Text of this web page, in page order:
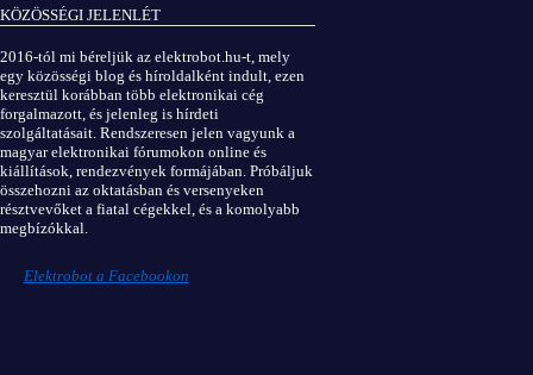
KÖZÖSSÉGI JELENLÉT
2016-tól mi béreljük az elektrobot.hu-t, mely
egy közösségi blog és híroldalként indult, ezen
keresztül korábban több elektronikai cég
forgalmazott, és jelenleg is hírdeti
szolgáltatásait. Rendszeresen jelen vagyunk a
magyar elektronikai fórumokon online és
kiállítások, rendezvények formájában. Próbáljuk
összehozni az oktatásban és versenyeken
résztvevőket a fiatal cégekkel, és a komolyabb
megbízókkal.
Elektrobot a Facebookon